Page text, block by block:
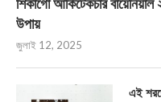
উপায়
জুলাই 12, 2025
এই